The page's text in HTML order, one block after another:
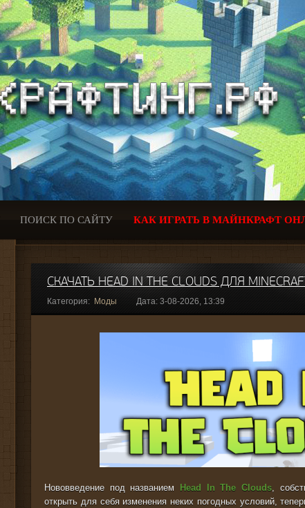
ПОИСК ПО САЙТУ КАК ИГРАТЬ В МАЙНКРАФТ
СКАЧАТЬ HEAD IN THE CLOUDS ДЛЯ
Категория: Моды Дата: 3-08-2026, 13:39
Нововведение под названием Head In The Clouds,
открыть для себя изменения неких погодных условий,